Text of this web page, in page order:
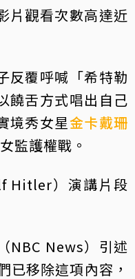
片觀看次數高達近
反覆呼喊「希特勒
饒舌方式唱出自己
境秀女星金卡戴珊
監護權戰。
Hitler）演講片段
NBC News）引述
已移除這項內容，